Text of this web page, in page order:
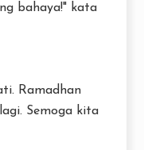
bahaya!" kata
Ramadhan
Semoga kita